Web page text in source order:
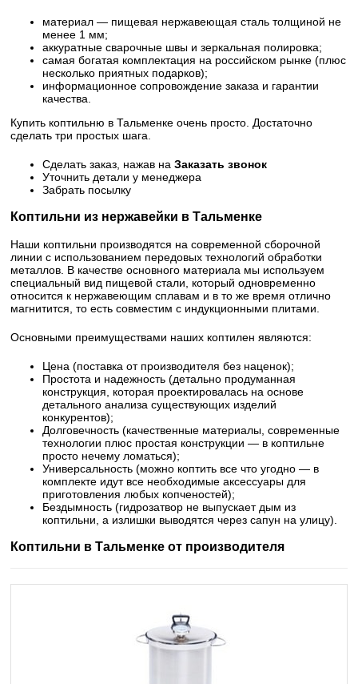
материал — пищевая нержавеющая сталь толщиной не
менее 1 мм;
аккуратные сварочные швы и зеркальная полировка;
самая богатая комплектация на российском рынке (плюс
несколько приятных подарков);
информационное сопровождение заказа и гарантии
качества.
Купить коптильню в Тальменке очень просто. Достаточно
сделать три простых шага.
Сделать заказ, нажав наЗаказать звонок
Уточнить детали у менеджера
Забрать посылку
Коптильни из нержавейки в Тальменке
Наши коптильни производятся на современной сборочной
линии с использованием передовых технологий обработки
металлов. В качестве основного материала мы используем
специальный вид пищевой стали, который одновременно
относится к нержавеющим сплавам и в то же время отлично
магнитится, то есть совместим с индукционными плитами.
Основными преимуществами наших коптилен являются:
Цена (поставка от производителя без наценок);
Простота и надежность (детально продуманная
конструкция, которая проектировалась на основе
детального анализа существующих изделий
конкурентов);
Долговечность (качественные материалы, современные
технологии плюс простая конструкции — в коптильне
просто нечему ломаться);
Универсальность (можно коптить все что угодно — в
комплекте идут все необходимые аксессуары для
приготовления любых копченостей);
Бездымность (гидрозатвор не выпускает дым из
коптильни, а излишки выводятся через сапун на улицу).
Коптильни в Тальменке от производителя